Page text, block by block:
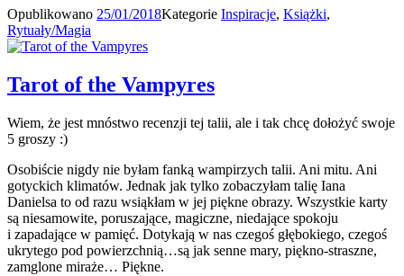
Opublikowano 25/01/2018Kategorie Inspiracje, Książki,
Rytuały/Magia
Tarot of the Vampyres
Wiem, że jest mnóstwo recenzji tej talii, ale i tak chcę dołożyć swoje
5 groszy :)
Osobiście nigdy nie byłam fanką wampirzych talii. Ani mitu. Ani
gotyckich klimatów. Jednak jak tylko zobaczyłam talię Iana
Danielsa to od razu wsiąkłam w jej piękne obrazy. Wszystkie karty
są niesamowite, poruszające, magiczne, niedające spokoju
i zapadające w pamięć. Dotykają w nas czegoś głębokiego, czegoś
ukrytego pod powierzchnią…są jak senne mary, piękno-straszne,
zamglone miraże… Piękne.